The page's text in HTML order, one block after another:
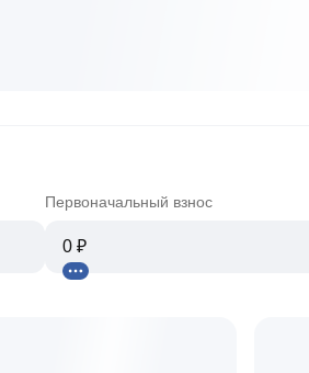
Первоначальный взнос